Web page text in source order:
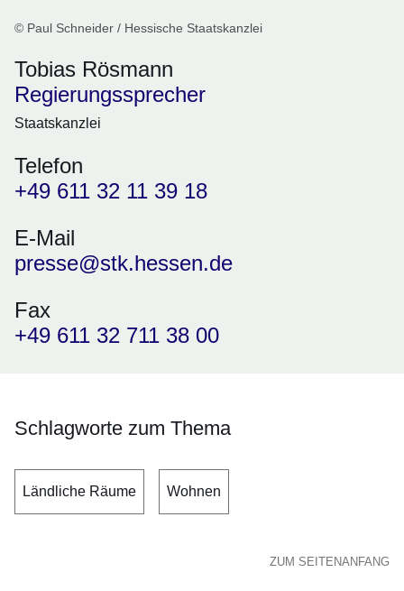
© Paul Schneider / Hessische Staatskanzlei
Tobias Rösmann
Regierungssprecher
Staatskanzlei
Telefon
+49 611 32 11 39 18
E-Mail
presse@stk.hessen.de
Fax
+49 611 32 711 38 00
Schlagworte zum Thema
Ländliche Räume Wohnen
ZUM SEITENANFANG